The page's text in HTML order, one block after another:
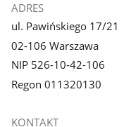
ADRES
ul. Pawińskiego 17/21
02-106 Warszawa
NIP 526-10-42-106
Regon 011320130
KONTAKT